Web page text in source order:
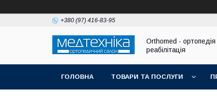
+380 (97) 416-83-95
Orthomed - ортопедія |
реабілітація
ГОЛОВНА ТОВАРИ ТА ПОСЛУГИ